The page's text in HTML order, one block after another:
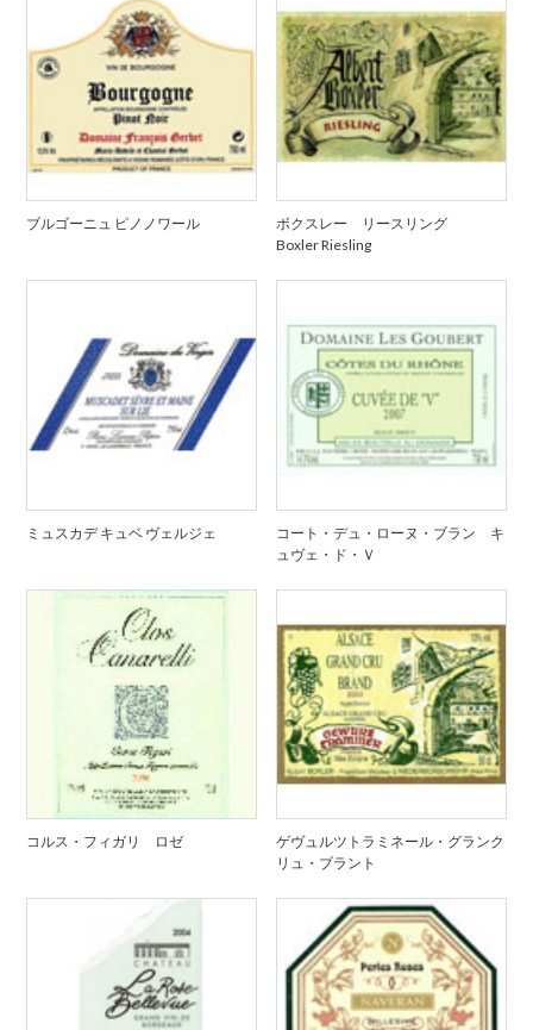
ブルゴーニュ ピノノワール
ボクスレー リースリング
Boxler Riesling
ミュスカデ キュベ ヴェルジェ
コート・デュ・ローヌ・ブラン キ
ュヴェ・ド・Ｖ
コルス・フィガリ ロゼ
ゲヴュルツトラミネール・グランク
リュ・ブラント